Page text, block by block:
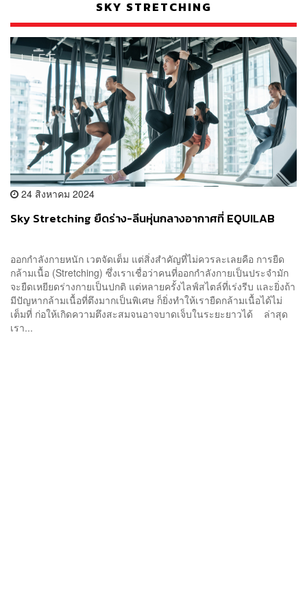
SKY STRETCHING
24 สิงหาคม 2024
Sky Stretching ยืดร่าง-ลีนหุ่นกลางอากาศที่ EQUILAB
ออกกำลังกายหนัก เวตจัดเต็ม แต่สิ่งสำคัญที่ไม่ควรละเลยคือ การยืด
กล้ามเนื้อ (Stretching) ซึ่งเราเชื่อว่าคนที่ออกกำลังกายเป็นประจำมัก
จะยืดเหยียดร่างกายเป็นปกติ แต่หลายครั้งไลฟ์สไตล์ที่เร่งรีบ และยิ่งถ้า
มีปัญหากล้ามเนื้อที่ตึงมากเป็นพิเศษ ก็ยิ่งทำให้เรายืดกล้ามเนื้อได้ไม่
เต็มที่ ก่อให้เกิดความตึงสะสมจนอาจบาดเจ็บในระยะยาวได้ ล่าสุด
เรา...